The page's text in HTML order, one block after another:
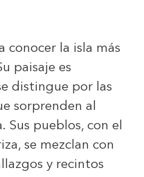
conocer la isla más
paisaje es
distingue por las
sorprenden al
Sus pueblos, con el
se mezclan con
y recintos